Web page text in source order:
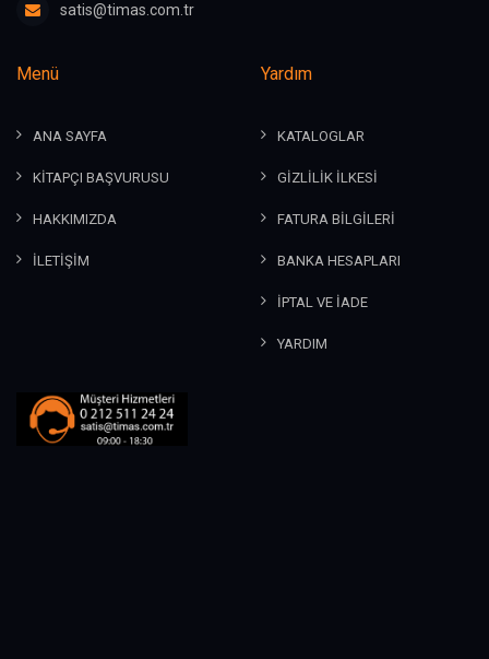
satis@timas.com.tr
Menü
ANA SAYFA
KİTAPÇI BAŞVURUSU
HAKKIMIZDA
İLETİŞİM
Yardım
KATALOGLAR
GİZLİLİK İLKESİ
FATURA BİLGİLERİ
BANKA HESAPLARI
İPTAL VE İADE
YARDIM